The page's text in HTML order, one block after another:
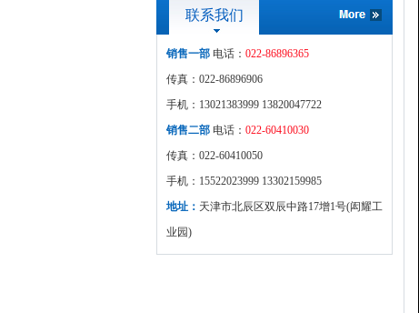
联系我们
销售一部 电话： 022-86896365
传真：022-86896906
手机：13021383999 13820047722
销售二部 电话： 022-60410030
传真：022-60410050
手机：15522023999 13302159985
地址： 天津市北辰区双辰中路17增1号(闳耀工
业园)